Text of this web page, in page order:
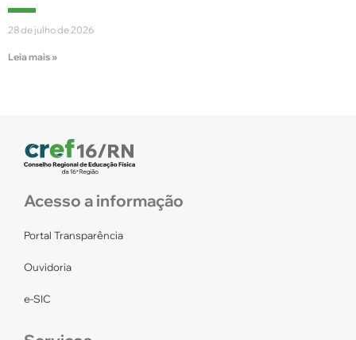
28 de julho de 2026
Leia mais »
Acesso a informação
Portal Transparência
Ouvidoria
e-SIC